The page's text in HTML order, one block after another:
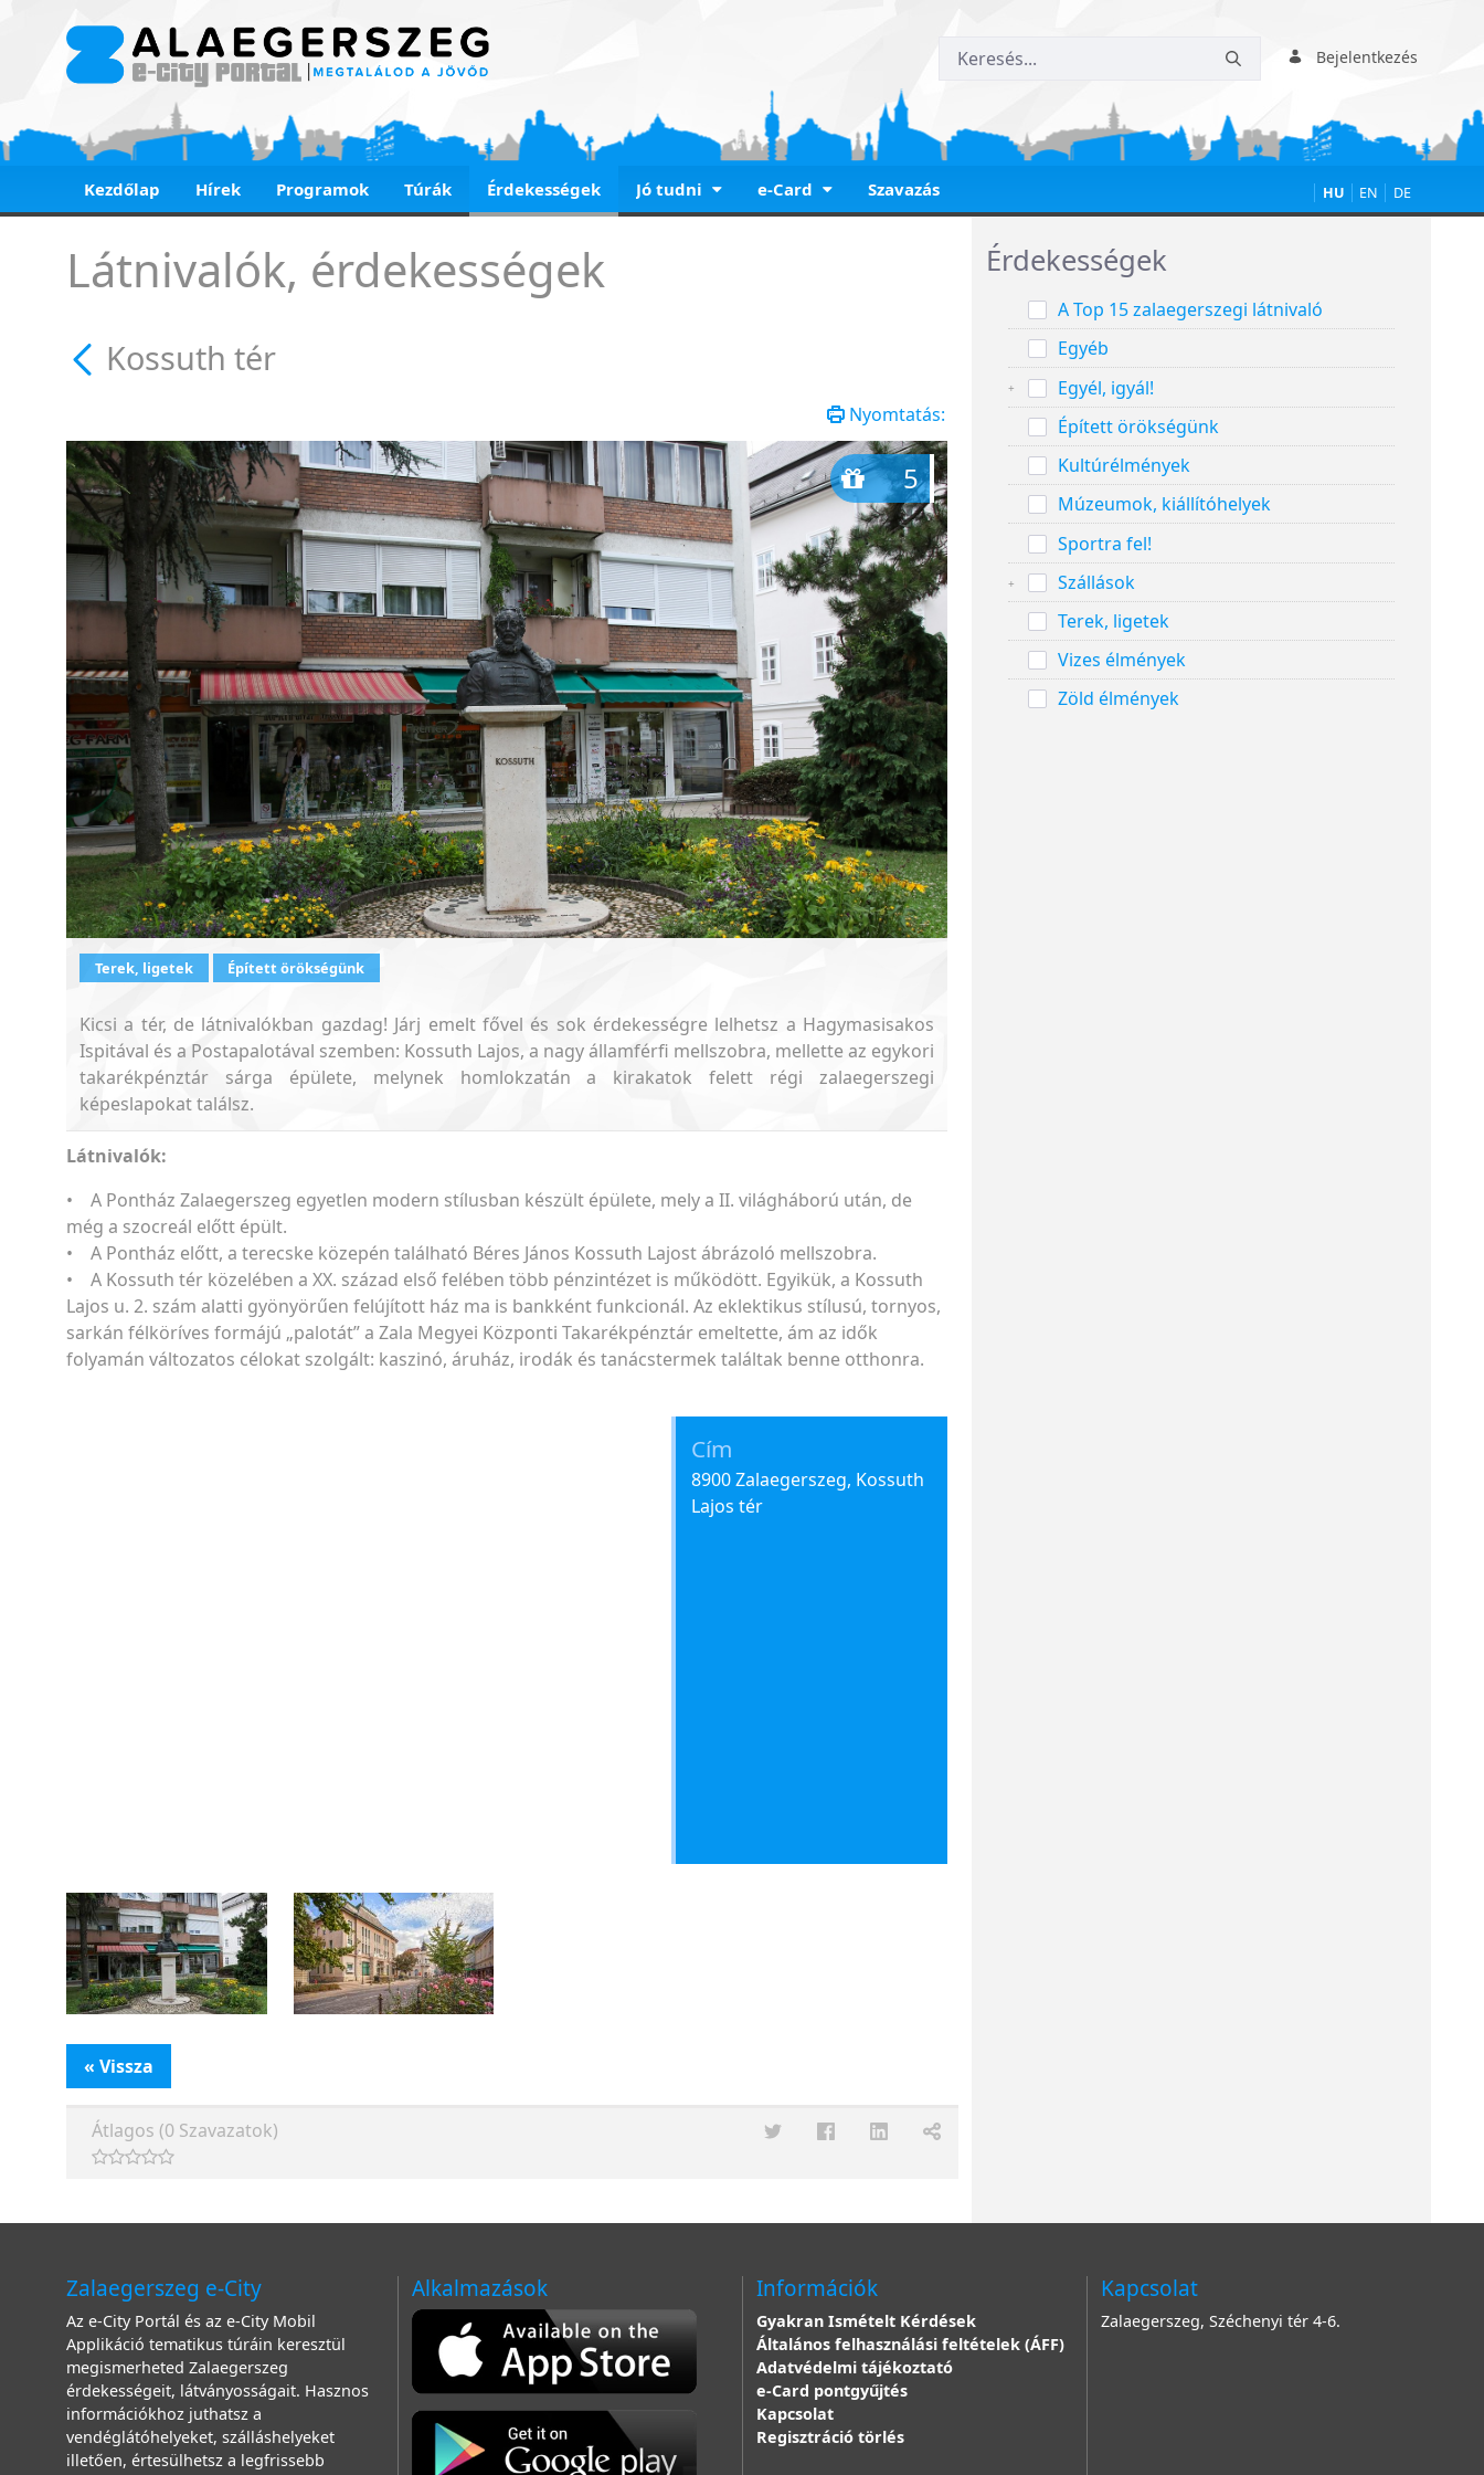
Bejelentkezés
Kezdőlap Hírek Programok Túrák Érdekességek Jó tudni e-Card Szavazás HU EN DE
Kossuth tér - Kossuth tér
Látnivalók, érdekességek
Kossuth tér
Nyomtatás:
5
Terek, ligetek Épített örökségünk
Kicsi a tér, de látnivalókban gazdag! Járj emelt fővel és sok érdekességre lelhetsz a Hagymasisakos
Ispitával és a Postapalotával szemben: Kossuth Lajos, a nagy államférfi mellszobra, mellette az egykori
takarékpénztár sárga épülete, melynek homlokzatán a kirakatok felett régi zalaegerszegi
képeslapokat találsz.
Látnivalók:
• A Pontház Zalaegerszeg egyetlen modern stílusban készült épülete, mely a II. világháború után, de
még a szocreál előtt épült.
• A Pontház előtt, a terecske közepén található Béres János Kossuth Lajost ábrázoló mellszobra.
• A Kossuth tér közelében a XX. század első felében több pénzintézet is működött. Egyikük, a Kossuth
Lajos u. 2. szám alatti gyönyörűen felújított ház ma is bankként funkcionál. Az eklektikus stílusú, tornyos,
sarkán félköríves formájú „palotát” a Zala Megyei Központi Takarékpénztár emeltette, ám az idők
folyamán változatos célokat szolgált: kaszinó, áruház, irodák és tanácstermek találtak benne otthonra.
Cím
8900 Zalaegerszeg, Kossuth
Lajos tér
« Vissza
Átlagos (0 Szavazatok)
Érdekességek
A Top 15 zalaegerszegi látnivaló
Egyéb
Egyél, igyál!
Épített örökségünk
Kultúrélmények
Múzeumok, kiállítóhelyek
Sportra fel!
Szállások
Terek, ligetek
Vizes élmények
Zöld élmények
Zalaegerszeg e-City
Az e-City Portál és az e-City Mobil
Applikáció tematikus túráin keresztül
megismerheted Zalaegerszeg
érdekességeit, látványosságait. Hasznos
információkhoz juthatsz a
vendéglátóhelyeket, szálláshelyeket
illetően, értesülhetsz a legfrissebb
Alkalmazások Információk
Gyakran Ismételt Kérdések
Általános felhasználási feltételek (ÁFF)
Adatvédelmi tájékoztató
e-Card pontgyűjtés
Kapcsolat
Regisztráció törlés
Kapcsolat
Zalaegerszeg, Széchenyi tér 4-6.